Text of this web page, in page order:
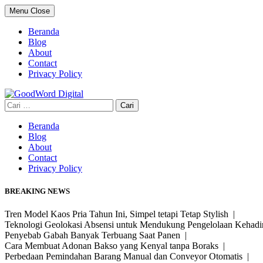
Skip
to
content
Menu Close
Beranda
Blog
About
Contact
Privacy Policy
Cari
untuk:
Beranda
Blog
About
Contact
Privacy Policy
BREAKING NEWS
Tren Model Kaos Pria Tahun Ini, Simpel tetapi Tetap Stylish |
Teknologi Geolokasi Absensi untuk Mendukung Pengelolaan
Penyebab Gabah Banyak Terbuang Saat Panen |
Cara Membuat Adonan Bakso yang Kenyal tanpa Boraks |
Perbedaan Pemindahan Barang Manual dan Conveyor Otomatis |